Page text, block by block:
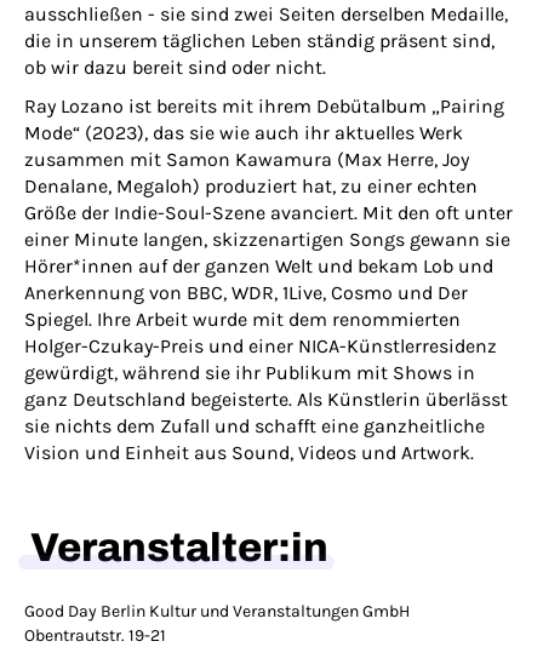
ausschließen - sie sind zwei Seiten derselben Medaille,
die in unserem täglichen Leben ständig präsent sind,
ob wir dazu bereit sind oder nicht.
Ray Lozano ist bereits mit ihrem Debütalbum „Pairing
Mode“ (2023), das sie wie auch ihr aktuelles Werk
zusammen mit Samon Kawamura (Max Herre, Joy
Denalane, Megaloh) produziert hat, zu einer echten
Größe der Indie-Soul-Szene avanciert. Mit den oft unter
einer Minute langen, skizzenartigen Songs gewann sie
Hörer*innen auf der ganzen Welt und bekam Lob und
Anerkennung von BBC, WDR, 1Live, Cosmo und Der
Spiegel. Ihre Arbeit wurde mit dem renommierten
Holger-Czukay-Preis und einer NICA-Künstlerresidenz
gewürdigt, während sie ihr Publikum mit Shows in
ganz Deutschland begeisterte. Als Künstlerin überlässt
sie nichts dem Zufall und schafft eine ganzheitliche
Vision und Einheit aus Sound, Videos und Artwork.
Veranstalter:in
Good Day Berlin Kultur und Veranstaltungen GmbH
Obentrautstr. 19-21